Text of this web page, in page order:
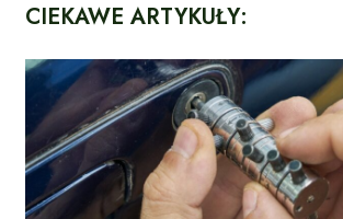
CIEKAWE ARTYKUŁY: